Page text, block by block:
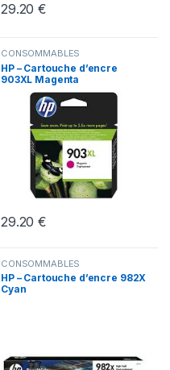
29.20€
CONSOMMABLES
HP – Cartouche d’encre
903XL Magenta
29.20€
CONSOMMABLES
HP – Cartouche d’encre 982X
Cyan